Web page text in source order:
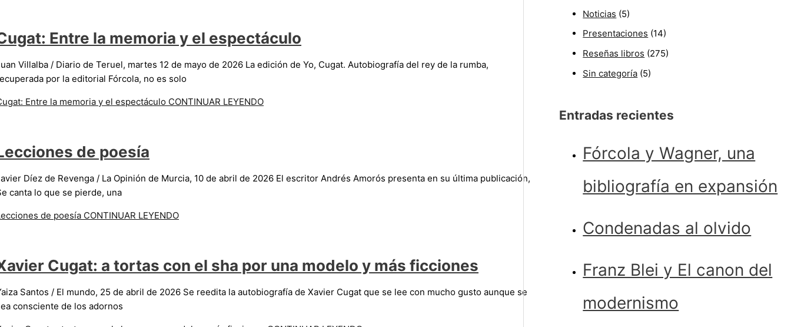
Entre la memoria y el espectáculo
Villalba / Diario de Teruel, martes 12 de mayo de 2026 La edición de Yo, Cugat. Autobiografía del rey de la rumba,
por la editorial Fórcola, no es solo
Entre la memoria y el espectáculo CONTINUAR LEYENDO
de poesía
Díez de Revenga / La Opinión de Murcia, 10 de abril de 2026 El escritor Andrés Amorós presenta en su última publicación,
canta lo que se pierde, una
de poesía CONTINUAR LEYENDO
Cugat: a tortas con el sha por una modelo y más ficciones
Santos / El mundo, 25 de abril de 2026 Se reedita la autobiografía de Xavier Cugat que se lee con mucho gusto aunque se
consciente de los adornos
Noticias (5)
Presentaciones (14)
Reseñas libros (275)
Sin categoría (5)
Entradas recientes
Fórcola y Wagner, una
bibliografía en expansión
Condenadas al olvido
Franz Blei y El canon del
modernismo